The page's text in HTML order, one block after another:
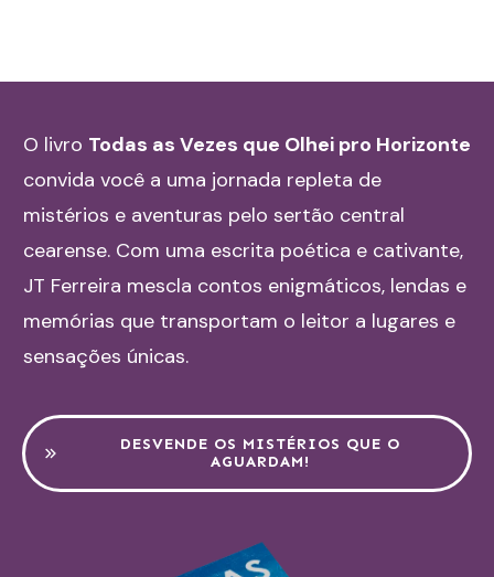
O livro Todas as Vezes que Olhei pro Horizonte
convida você a uma jornada repleta de
mistérios e aventuras pelo sertão central
cearense. Com uma escrita poética e cativante,
JT Ferreira mescla contos enigmáticos, lendas e
memórias que transportam o leitor a lugares e
sensações únicas.
DESVENDE OS MISTÉRIOS QUE O
AGUARDAM!